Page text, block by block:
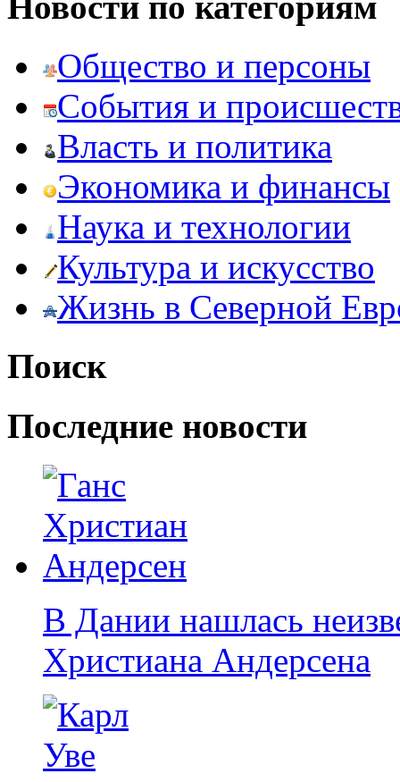
Общество и персоны
События и
Власть и политика
Экономика и финансы
Наука и технологии
Культура и искусство
Жизнь в Северной
Поиск
Последние новости
В Дании нашлась
Христиана Андерсена